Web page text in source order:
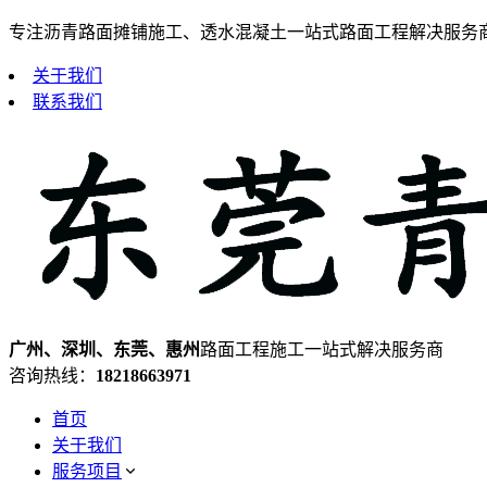
专注沥青路面摊铺施工、透水混凝土一站式路面工程解决服务
关于我们
联系我们
广州、深圳、东莞、惠州路面工程施工一站式解决服务商
咨询热线： 18218663971
首页
关于我们
服务项目